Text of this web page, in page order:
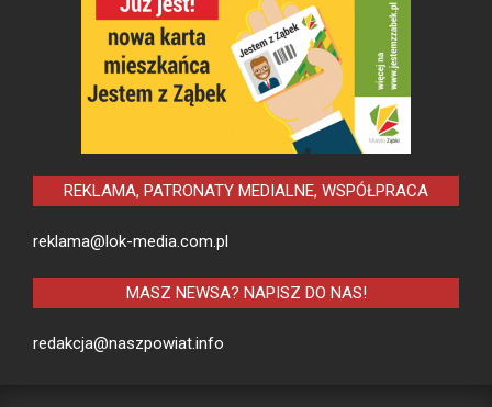
REKLAMA, PATRONATY MEDIALNE, WSPÓŁPRACA
reklama@lok-media.com.pl
MASZ NEWSA? NAPISZ DO NAS!
redakcja@naszpowiat.info